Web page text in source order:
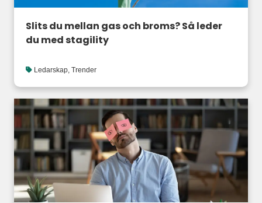
Slits du mellan gas och broms? Så leder
du med stagility
Ledarskap, Trender